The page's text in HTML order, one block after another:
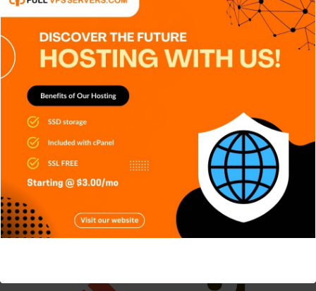
APPS DISPOSITIVOS
RETRO
SERIES
TECH
Gemelos Digitales: La tecnología que
replica el mundo físico
Ago 5, 2026